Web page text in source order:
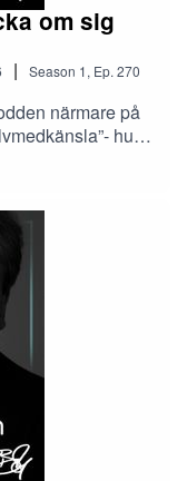
om sig
| Season 1, Ep. 270
närmare på
hur
detta, och